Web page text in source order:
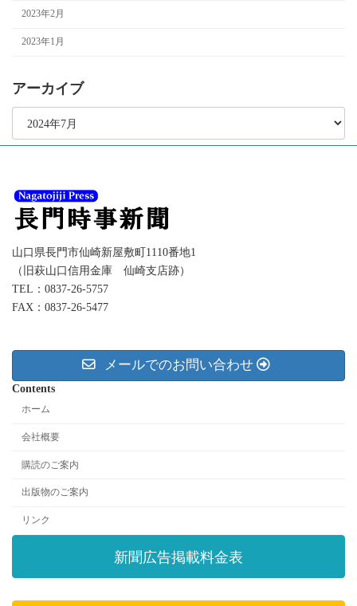
2023年2月
2023年1月
アーカイブ
ア
イ
山口県長門市仙崎新屋敷町1110番地1
（旧萩山口信用金庫 仙崎支店跡）
TEL：0837-26-5757
FAX：0837-26-5477
メールでのお問い合わせ
Contents
ホーム
会社概要
購読のご案内
出版物のご案内
リンク
新聞広告掲載料金表